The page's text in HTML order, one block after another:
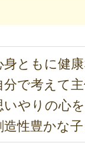
身ともに健
分で考えて
いやりの心
造性豊かな